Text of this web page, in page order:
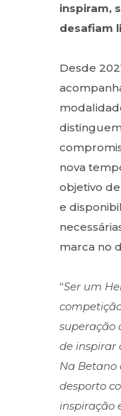
inspiram,
desafiam
Desde
nova
objetivo
e
marca no
“Ser um
superação
de inspirar
Na Betano
desporto
inspiração